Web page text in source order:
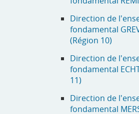
Direction de
fondamental
(Région 10)
Direction de
fondamental
11)
Direction de
fondamental